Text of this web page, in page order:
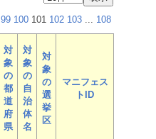
99 100 101 102 103 ... 108
対
象
の
都
道
府
県
対
象
の
自
治
体
名
対
象
の
選
挙
区
マニフェス
トID